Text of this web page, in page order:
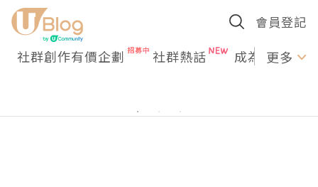
會員登記
社群創作有價企劃 社群熱話 成為U更多